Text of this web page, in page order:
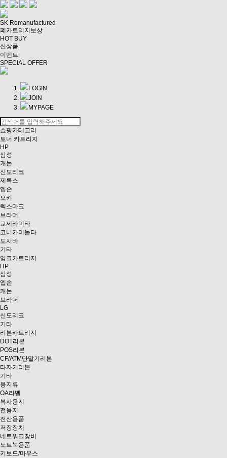
SK Remanufactured
폐카트리지보상
HOT BUY
신상품
이벤트
SPECIAL OFFER
LOGIN
JOIN
MYPAGE
쇼핑카테고리
토너 카트리지
HP
삼성
캐논
신도리코
제록스
엡손
오키
렉스마크
브라더
교세라미타
코니카미놀타
도시바
기타
잉크카트리지
HP
삼성
엡손
캐논
브라더
LG
신도리코
기타
리본카트리지
DOT리본
POS리본
CF/ATM단말기리본
타자기리본
기타
용지류
OA라벨
복사용지
전용지
전산용품
저장장치
네트워크장비
노트북용품
키보드/마우스